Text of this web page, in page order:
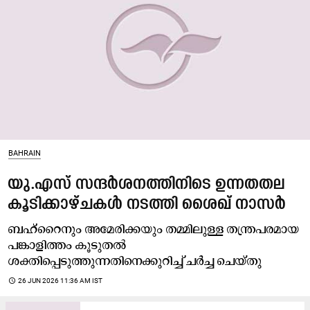
BAHRAIN
യു.എസ് സന്ദർശനത്തിനിടെ ഉന്നതതല
കൂടിക്കാഴ്ചകൾ നടത്തി ശൈഖ് നാസർ
ബഹ്‌റൈനും അമേരിക്കയും തമ്മിലുള്ള തന്ത്രപരമായ
പങ്കാളിത്തം കൂടുതൽ
ശക്തിപ്പെടുത്തുന്നതിനെക്കുറിച്ച് ചർച്ച ചെയ്തു
access_time 26 JUN 2026 11:36 AM IST